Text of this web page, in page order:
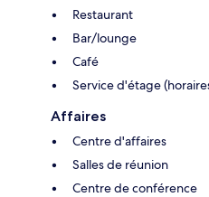
Restaurant
Bar/lounge
Café
Service d'étage
Affaires
Centre d'affaires
Salles de réunion
Centre de conférence